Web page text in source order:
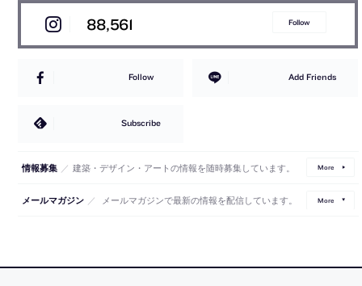
88,561 Follow
Follow Add Friends
Subscribe
情報募集 ／ 建築・デザイン・アートの情報を随時募集しています。 More
メールマガジン ／ メールマガジンで最新の情報を配信しています。 More